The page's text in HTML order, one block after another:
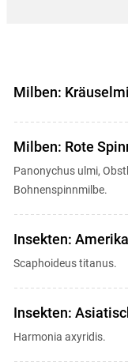
Milben:
Milben: Rote
Panonychus ulmi,
Bohnenspinnmilbe.
Insekten:
Scaphoideus titanus.
Insekten:
Harmonia axyridis.